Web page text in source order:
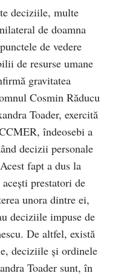
deciziile, multe
de doamna
de vedere
de resurse umane
gravitatea
Cosmin Răducu
Toader, exercită
îndeosebi a
decizii personale
fapt a dus la
prestatori de
unora dintre ei,
deciziile impuse de
De altfel, există
deciziile și ordinele
Toader sunt, în